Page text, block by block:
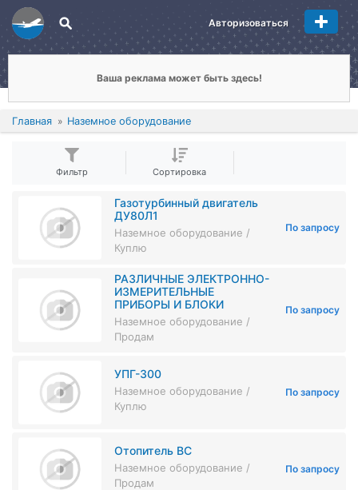
Авторизоваться
Ваша реклама может быть здесь!
Главная Наземное оборудование
Фильтр Сортировка
Газотурбинный двигатель
ДУ80Л1
Наземное оборудование /
Куплю
По запросу
РАЗЛИЧНЫЕ ЭЛЕКТРОННО-
ИЗМЕРИТЕЛЬНЫЕ
ПРИБОРЫ И БЛОКИ
Наземное оборудование /
Продам
По запросу
УПГ-300
Наземное оборудование /
Куплю
По запросу
Отопитель ВС
Наземное оборудование /
Продам
По запросу